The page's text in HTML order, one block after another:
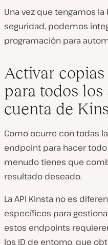
Una vez que tengamos
seguridad, podemos
programación para
Activar
para todos
cuenta de
Como ocurre con todas
endpoint para hacer
menudo tienes que
resultado deseado.
La API Kinsta no es
específicos para
estos endpoints
los ID de entorno, que